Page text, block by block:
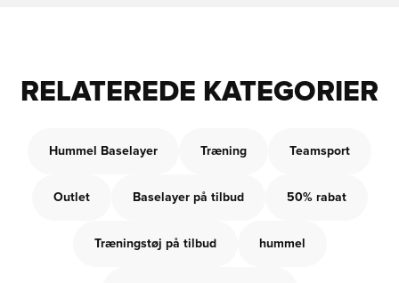
RELATEREDE KATEGORIER
Hummel Baselayer Træning Teamsport
Outlet Baselayer på tilbud 50% rabat
Træningstøj på tilbud hummel